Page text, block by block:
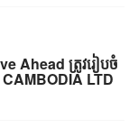
Ahead​ ត្រូវរៀបចំ
LTD